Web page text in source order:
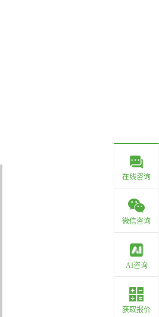
在线咨询
微信咨询
AI咨询
获取报价